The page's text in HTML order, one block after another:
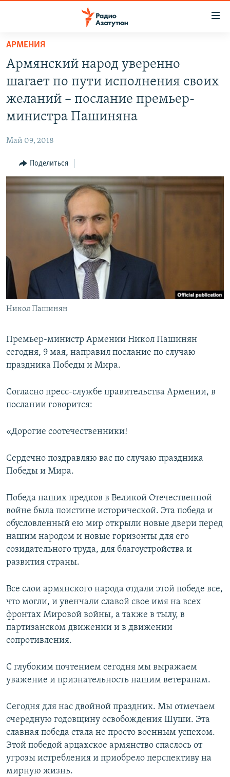
Перейти
основному
содержанию
основной
Перейти
поиску
НОВОСТИ
РЕГИОН
НАГОРНЫЙ КАРАБАХ
КУЛЬТУРА
English
Русский
АРМЕНИЯ
Армянский народ уверенно
шагает по пути исполнения своих
желаний – послание премьер-
министра Пашиняна
Май 09, 2018
Поделиться
Никол Пашинян
Премьер-министр Армении Никол Пашинян
сегодня, 9 мая, направил послание по случаю
праздника Победы и Мира.
Согласно пресс-службе правительства Армении, в
послании говорится:
«Дорогие соотечественники!
Сердечно поздравляю вас по случаю праздника
Победы и Мира.
Победа наших предков в Великой Отечественной
войне была поистине исторической. Эта победа и
обусловленный ею мир открыли новые двери перед
нашим народом и новые горизонты для его
созидательного труда, для благоустройства и
развития страны.
Все слои армянского народа отдали этой победе все,
что могли, и увенчали славой свое имя на всех
фронтах Мировой войны, а также в тылу, в
партизанском движении и в движении
сопротивления.
С глубоким почтением сегодня мы выражаем
уважение и признательность нашим ветеранам.
Сегодня для нас двойной праздник. Мы отмечаем
очередную годовщину освобождения Шуши. Эта
славная победа стала не просто военным успехом.
Этой победой арцахское армянство спаслось от
угрозы истребления и приобрело перспективу на
мирную жизнь.